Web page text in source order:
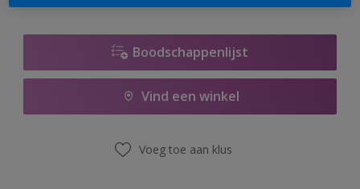
Boodschappenlijst
Vind een winkel
Voeg toe aan klus